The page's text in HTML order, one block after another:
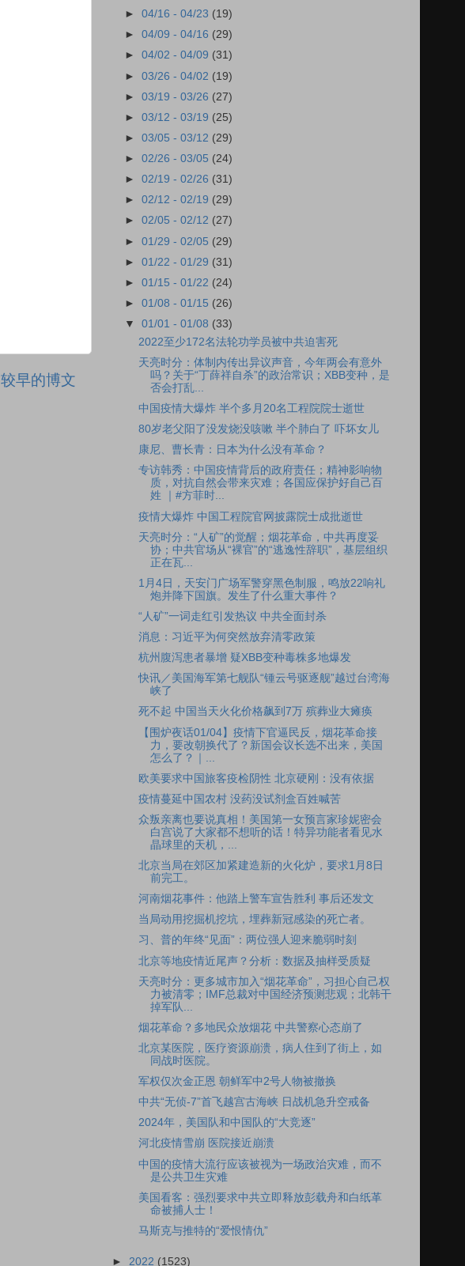
较早的博文
►04/16 - 04/23 (19)
►04/09 - 04/16 (29)
►04/02 - 04/09 (31)
►03/26 - 04/02 (19)
►03/19 - 03/26 (27)
►03/12 - 03/19 (25)
►03/05 - 03/12 (29)
►02/26 - 03/05 (24)
►02/19 - 02/26 (31)
►02/12 - 02/19 (29)
►02/05 - 02/12 (27)
►01/29 - 02/05 (29)
►01/22 - 01/29 (31)
►01/15 - 01/22 (24)
►01/08 - 01/15 (26)
▼01/01 - 01/08 (33)
2022至少172名法轮功学员被中共迫害死
天亮时分：体制内传出异议声音，今年两会有意外
吗？关于“丁薛祥自杀”的政治常识；XBB变种，是
否会打乱...
中国疫情大爆炸 半个多月20名工程院院士逝世
80岁老父阳了没发烧没咳嗽 半个肺白了 吓坏女儿
康尼、曹长青：日本为什么没有革命？
专访韩秀：中国疫情背后的政府责任；精神影响物
质，对抗自然会带来灾难；各国应保护好自己百
姓 ｜#方菲时...
疫情大爆炸 中国工程院官网披露院士成批逝世
天亮时分：“人矿”的觉醒；烟花革命，中共再度妥
协；中共官场从“裸官”的“逃逸性辞职”，基层组织
正在瓦...
1月4日，天安门广场军警穿黑色制服，鸣放22响礼
炮并降下国旗。发生了什么重大事件？
“人矿”一词走红引发热议 中共全面封杀
消息：习近平为何突然放弃清零政策
杭州腹泻患者暴增 疑XBB变种毒株多地爆发
快讯／美国海军第七舰队“锺云号驱逐舰”越过台湾海
峡了
死不起 中国当天火化价格飙到7万 殡葬业大瘫痪
【围炉夜话01/04】疫情下官逼民反，烟花革命接
力，要改朝换代了？新国会议长选不出来，美国
怎么了？｜...
欧美要求中国旅客疫检阴性 北京硬刚：没有依据
疫情蔓延中国农村 没药没试剂盒百姓喊苦
众叛亲离也要说真相！美国第一女预言家珍妮密会
白宫说了大家都不想听的话！特异功能者看见水
晶球里的天机，...
北京当局在郊区加紧建造新的火化炉，要求1月8日
前完工。
河南烟花事件：他踏上警车宣告胜利 事后还发文
当局动用挖掘机挖坑，埋葬新冠感染的死亡者。
习、普的年终“见面”：两位强人迎来脆弱时刻
北京等地疫情近尾声？分析：数据及抽样受质疑
天亮时分：更多城市加入“烟花革命”，习担心自己权
力被清零；IMF总裁对中国经济预测悲观；北韩干
掉军队...
烟花革命？多地民众放烟花 中共警察心态崩了
北京某医院，医疗资源崩溃，病人住到了街上，如
同战时医院。
军权仅次金正恩 朝鲜军中2号人物被撤换
中共“无侦-7”首飞越宫古海峡 日战机急升空戒备
2024年，美国队和中国队的“大竞逐”
河北疫情雪崩 医院接近崩溃
中国的疫情大流行应该被视为一场政治灾难，而不
是公共卫生灾难
美国看客：强烈要求中共立即释放彭载舟和白纸革
命被捕人士！
马斯克与推特的“爱恨情仇”
► 2022 (1523)